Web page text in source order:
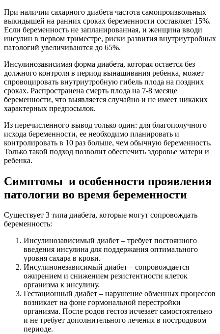
При наличии сахарного диабета частота самопроизвольных
выкидышей на ранних сроках беременности составляет 15%.
Если беременность не запланированная, и женщина вводи
инсулин в первом триместре, риски развития внутриутробных
патологий увеличиваются до 65%.
Инсулинозависимая форма диабета, которая остается без
должного контроля в период вынашивания ребенка, может
спровоцировать внутриутробную гибель плода на поздних
сроках. Распространена смерть плода на 7-8 месяце
беременности, что выявляется случайно и не имеет никаких
характерных предпосылок.
Из перечисленного вывод только один: для благополучного
исхода беременности, ее необходимо планировать и
контролировать в 10 раз больше, чем обычную беременность.
Только такой подход позволит обеспечить здоровье матери и
ребенка.
Симптомы и особенности проявления
патологии во время беременности
Существует 3 типа диабета, которые могут сопровождать
беременность:
Инсулинозависимый диабет – требует постоянного
введения инсулина для поддержания оптимального
уровня сахара в крови.
Инсулинонезависимый диабет – сопровождается
ожирением и снижением резистентности клеток
организма к инсулину.
Гестационный диабет – нарушение обменных процессов
возникает на фоне гормональной перестройки
организма. После родов гестоз исчезает самостоятельно
и не требует дополнительного лечения в постродовом
периоде.